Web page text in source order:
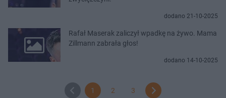
dodano 21-10-2025
Rafał Maserak zaliczył wpadkę na żywo. Mama
Zillmann zabrała głos!
dodano 14-10-2025
1 2 3